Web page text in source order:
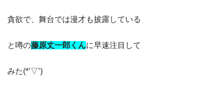
貪欲で、舞台では漫才も披露している
と噂の藤原丈一郎くんに早速注目して
みた(*’▽’)